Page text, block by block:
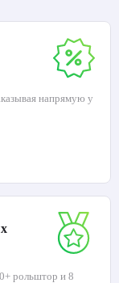
напрямую у
рольштор и 8